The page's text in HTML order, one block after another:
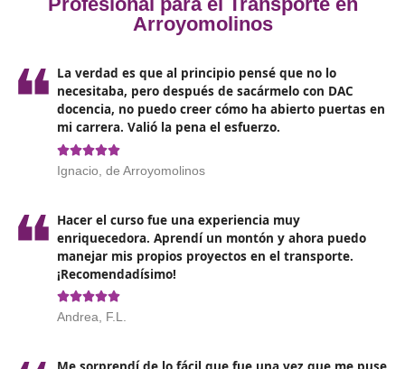
Para conseguir el certificado de competencia
es necesario cumplir con lo siguiente
Aprobar el examende competencia profesional en
transporte.
Satisfacer losrequisitos administrativos
- Rellenar y presentar el formulario de solicitud.
- Acreditar residencia en la comunidad donde se
- Pagar las tasas pertinentes.
Cumplir los criterios académicosestablecidos en
Reglamento (CE) 1071/2009, Artículo 8.1. Esto
requerir estar en posesión de alguno de los
títulos:
- Título de Bachiller o equivalente.